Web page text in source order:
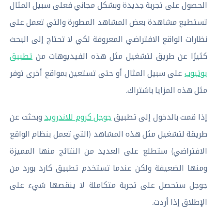
الحصول على تجربة جديدة وبشكل مجاني فعلى سبيل المثال
تستطيع مشاهدة بعض المشاهد المطورة والتي تعمل على
نظارات الواقع الافتراضي المعروفة لكي لا تحتاج إلى البحث
كثيرًا عن طريق لتشغيل مثل هذه الفيديوهات من تطبيق
يوتيوب على سبيل المثال أو حتى تستعين بمواقع أخرى توفر
مثل هذه المزايا باشتراك.
إذا قمت بالدخول إلى تطبيق جوجل كروم للاندرويد وبحثت عن
طريقة لتشغيل مثل هذه المشاهد (التي تعمل بنظام الواقع
الافتراضي) ستطلع على العديد من النتائج منها المميزة
ومنها الضعيفة ولكن عندما تستخدم تطبيق كارد بورد من
جوجل ستحصل على تجربة متكاملة لا ينقصها شيء على
الإطلاق إذا أردت.